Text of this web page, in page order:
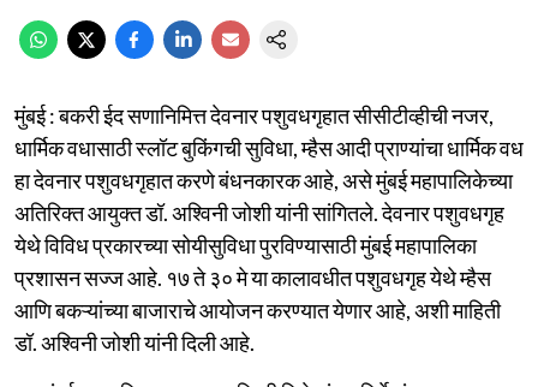
मुंबई : बकरी ईद सणानिमित्त देवनार पशुवधगृहात सीसीटीव्हीची नजर,
धार्मिक वधासाठी स्लॉट बुकिंगची सुविधा, म्हैस आदी प्राण्यांचा धार्मिक वध
हा देवनार पशुवधगृहात करणे बंधनकारक आहे, असे मुंबई महापालिकेच्या
अतिरिक्त आयुक्त डॉ. अश्विनी जोशी यांनी सांगितले. देवनार पशुवधगृह
येथे विविध प्रकारच्या सोयीसुविधा पुरविण्यासाठी मुंबई महापालिका
प्रशासन सज्ज आहे. १७ ते ३० मे या कालावधीत पशुवधगृह येथे म्हैस
आणि बकऱ्यांच्या बाजाराचे आयोजन करण्यात येणार आहे, अशी माहिती
डॉ. अश्विनी जोशी यांनी दिली आहे.